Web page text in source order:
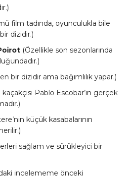
film tadında, oyunculukla bile
dizidir.)
(Özellikle son sezonlarında
bir dizidir ama bağımlılık yapar.)
Pablo Escobar’ın gerçek
küçük kasabalarının
sağlam ve sürükleyici bir
incelememe önceki